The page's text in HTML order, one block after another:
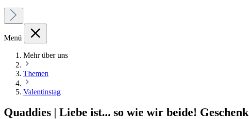
Menü
Mehr über uns
Themen
Valentinstag
Quaddies | Liebe ist... so wie wir beide!